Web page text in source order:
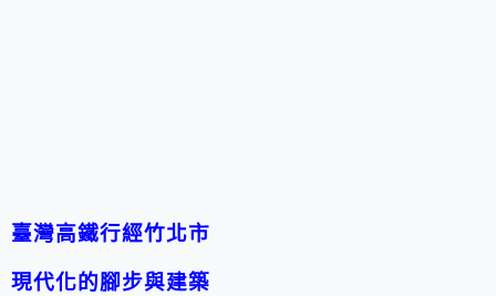
臺灣高鐵行經竹北市
現代化的腳步與建築